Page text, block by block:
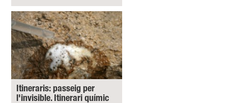
Itineraris: passeig per
l'invisible. Itinerari químic